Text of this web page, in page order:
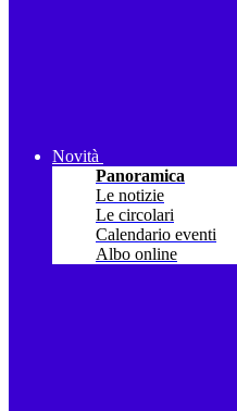
Novità
Panoramica
Le notizie
Le circolari
Calendario eventi
Albo online